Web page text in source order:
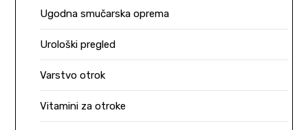
Ugodna smučarska oprema
Urološki pregled
Varstvo otrok
Vitamini za otroke